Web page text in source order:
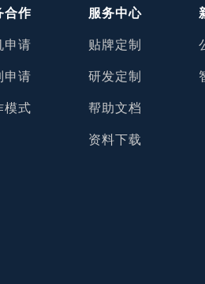
合作
申请
申请
模式
服务中心
贴牌定制
研发定制
帮助文档
资料下载